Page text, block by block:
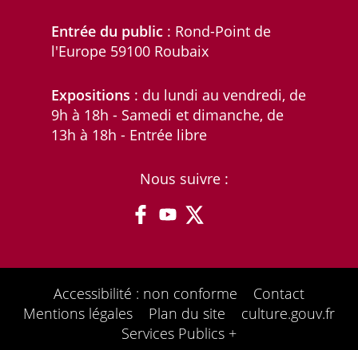
Entrée du public : Rond-Point de
l'Europe 59100 Roubaix
Expositions : du lundi au vendredi, de
9h à 18h - Samedi et dimanche, de
13h à 18h - Entrée libre
Nous suivre :
Accessibilité : non conforme
Contact
Mentions légales
Plan du site
culture.gouv.fr
Services Publics +